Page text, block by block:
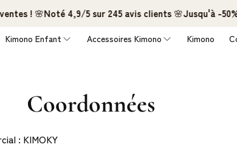
!🌸Noté 4,9/5 sur 245 avis clients🌸Jusqu'à -50%
Kimono Enfant Accessoires Kimono Kimono
Coordonnées
: KIMOKY